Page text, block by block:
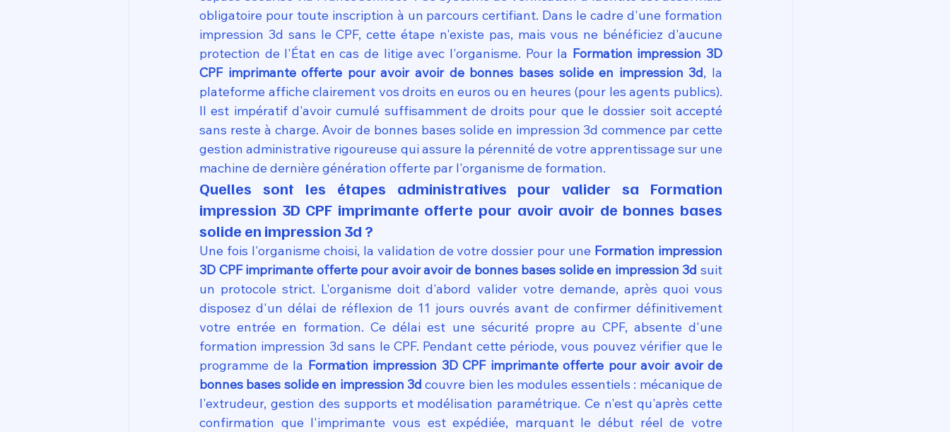
obligatoire pour toute inscription à un parcours certifiant. Dans le cadre d'une formation
impression 3d sans le CPF, cette étape n'existe pas, mais vous ne bénéficiez d'aucune
protection de l'État en cas de litige avec l'organisme. Pour la Formation impression 3D
CPF imprimante offerte pour avoir avoir de bonnes bases solide en impression 3d, la
plateforme affiche clairement vos droits en euros ou en heures (pour les agents publics).
Il est impératif d'avoir cumulé suffisamment de droits pour que le dossier soit accepté
sans reste à charge. Avoir de bonnes bases solide en impression 3d commence par cette
gestion administrative rigoureuse qui assure la pérennité de votre apprentissage sur une
machine de dernière génération offerte par l'organisme de formation.
Quelles sont les étapes administratives pour valider sa Formation
impression 3D CPF imprimante offerte pour avoir avoir de bonnes bases
solide en impression 3d ?
Une fois l'organisme choisi, la validation de votre dossier pour une Formation impression
3D CPF imprimante offerte pour avoir avoir de bonnes bases solide en impression 3d suit
un protocole strict. L'organisme doit d'abord valider votre demande, après quoi vous
disposez d'un délai de réflexion de 11 jours ouvrés avant de confirmer définitivement
votre entrée en formation. Ce délai est une sécurité propre au CPF, absente d'une
formation impression 3d sans le CPF. Pendant cette période, vous pouvez vérifier que le
programme de la Formation impression 3D CPF imprimante offerte pour avoir avoir de
bonnes bases solide en impression 3d couvre bien les modules essentiels : mécanique de
l'extrudeur, gestion des supports et modélisation paramétrique. Ce n'est qu'après cette
confirmation que l'imprimante vous est expédiée, marquant le début réel de votre